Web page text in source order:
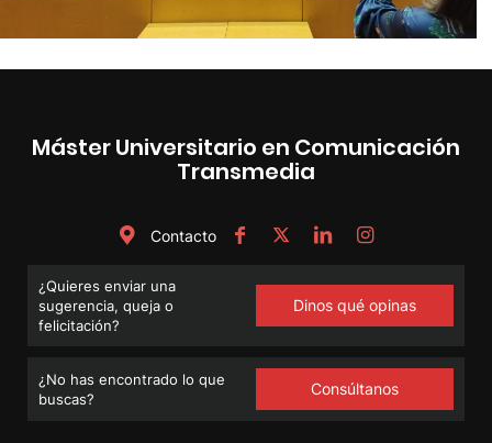
Máster Universitario en Comunicación
Transmedia
Contacto
¿Quieres enviar una
sugerencia, queja o
felicitación?
Dinos qué opinas
¿No has encontrado lo que
buscas?
Consúltanos